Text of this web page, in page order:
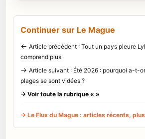
Continuer sur Le Mague
← Article précédent : Tout un pays pleure
comprend plus
→ Article suivant : Été 2026 : pourquoi a-t-
plages se sont vidées ?
→ Voir toute la rubrique « »
→ Le Flux du Mague : articles récents,